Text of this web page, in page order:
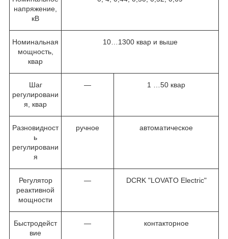
напряжение,
кВ
Номинальная
мощность,
квар
10…1300 квар и выше
Шаг
регулировани
я, квар
— 1 …50 квар
Разновидност
ь
регулировани
я
ручное автоматическое
Регулятор
реактивной
мощности
— DCRK "LOVATO Electric"
Быстродейст
вие
— контакторное